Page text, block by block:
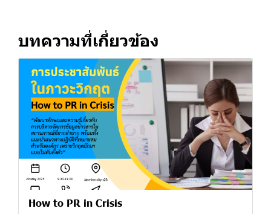
บทความที่เกี่ยวข้อง
How to PR in Crisis